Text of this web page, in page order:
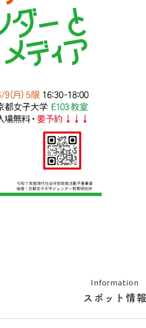
Information
スポット情報